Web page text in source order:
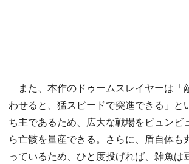
また、本作のドゥームスレイヤーは「
わせると、猛スピードで突進できる」と
ち主であるため、広大な戦場をビュンビ
ら亡骸を量産できる。さらに、盾自体も
っているため、ひと度投げれば、雑魚は